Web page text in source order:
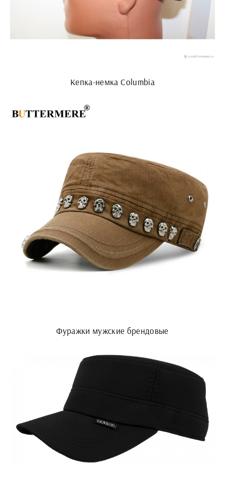
Кепка-немка Columbia
Фуражки мужские брендовые